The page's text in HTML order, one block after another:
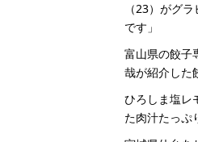
（23）がグ
です」
富山県の餃子
哉が紹介した
ひろしま塩レ
た肉汁たっぷ